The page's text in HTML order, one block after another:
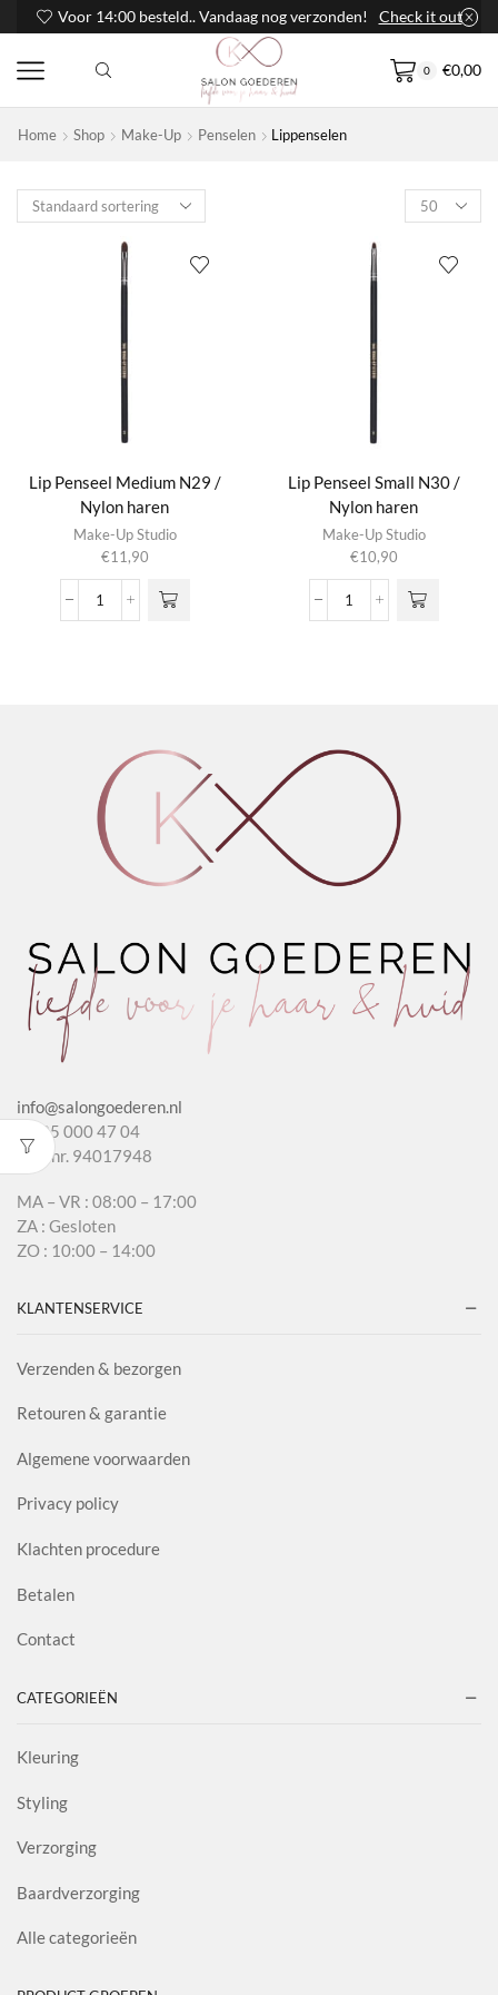
Voor 14:00 besteld.. Vandaag nog verzonden! Check it out
0 €0,00
Home Shop Make-Up Penselen Lippenselen
Products
per
Lip Penseel Medium N29 /
Nylon haren
Make-Up Studio
€11,90
Lip
aantal
Lip Penseel Small N30 /
Nylon haren
Make-Up Studio
€10,90
Lip
aantal
info@salongoederen.nl
T 085 000 47 04
KvK nr. 94017948
MA – VR : 08:00 – 17:00
ZA : Gesloten
ZO : 10:00 – 14:00
KLANTENSERVICE
Verzenden & bezorgen
Retouren & garantie
Algemene voorwaarden
Privacy policy
Klachten procedure
Betalen
Contact
CATEGORIEËN
Kleuring
Styling
Verzorging
Baardverzorging
Alle categorieën